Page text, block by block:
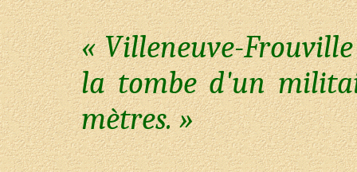
« Villeneuve-
la tombe d'un
mètres. »